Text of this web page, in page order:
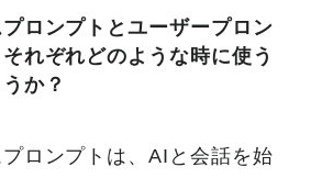
ロンプトとユーザープロン
れぞれどのような時に使う
か？
ロンプトは、AIと会話を始